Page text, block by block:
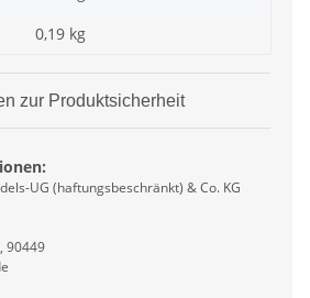
0,19 kg
zur Produktsicherheit
UG (haftungsbeschränkt) & Co. KG
90449